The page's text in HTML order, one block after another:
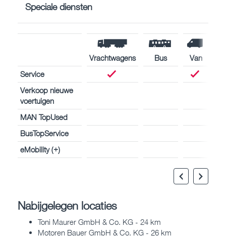
Speciale diensten
Vrachtwagens Bus
Van
Service
Verkoop nieuwe
voertuigen
MAN TopUsed
BusTopService
eMobility (+)
Nabijgelegen locaties
Toni Maurer GmbH & Co. KG - 24 km
Motoren Bauer GmbH & Co. KG - 26 km